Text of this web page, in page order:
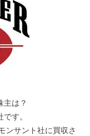
主は？
す。
ンサント社に買収さ